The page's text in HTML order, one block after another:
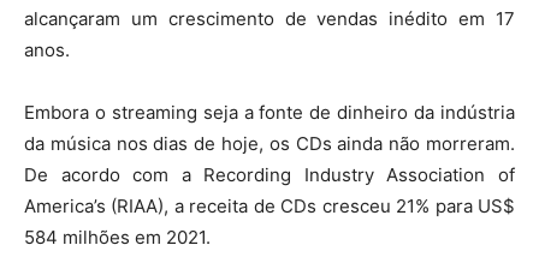
alcançaram um crescimento de vendas inédito em 17
anos.
Embora o streaming seja a fonte de dinheiro da indústria
da música nos dias de hoje, os CDs ainda não morreram.
De acordo com a Recording Industry Association of
America’s (RIAA), a receita de CDs cresceu 21% para US$
584 milhões em 2021.